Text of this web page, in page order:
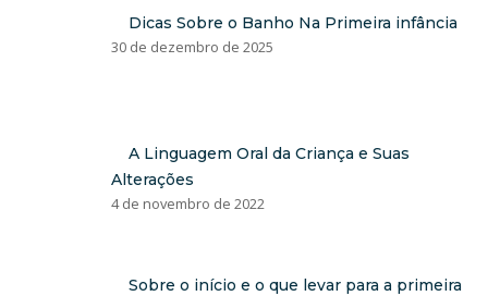
Dicas Sobre o Banho Na Primeira infância
30 de dezembro de 2025
A Linguagem Oral da Criança e Suas
Alterações
4 de novembro de 2022
Sobre o início e o que levar para a primeira